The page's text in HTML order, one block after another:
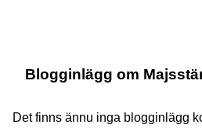
Blogginlägg om
Det finns ännu inga blogginlägg